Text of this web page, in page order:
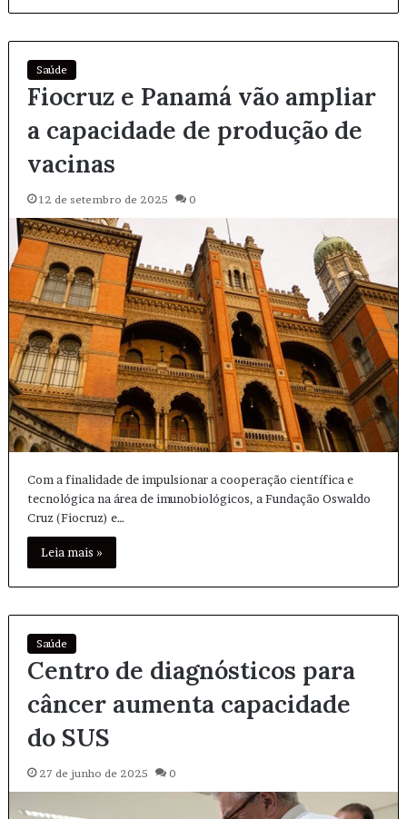
Saúde
Fiocruz e Panamá vão ampliar
a capacidade de produção de
vacinas
12 de setembro de 2025 0
Com a finalidade de impulsionar a cooperação científica e
tecnológica na área de imunobiológicos, a Fundação Oswaldo
Cruz (Fiocruz) e…
Leia mais »
Saúde
Centro de diagnósticos para
câncer aumenta capacidade
do SUS
27 de junho de 2025 0